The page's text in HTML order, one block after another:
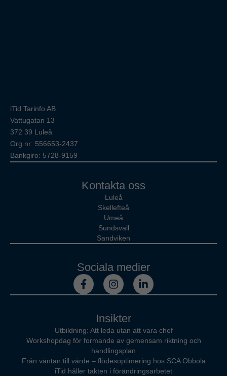
iTid Tarinfo AB
Vattugatan 13
372 39 Luleå
Org.nr: 556653-2437
Bankgiro: 5728-9159
Kontakta oss
Luleå
Skellefteå
Umeå
Sundsvall
Sandviken
Insikter
Utbildning: Att leda utan att vara chef
Workshopdag för formande av gemensam riktning och
handlingsplan
Från väntan till värde – flödesoptimering hos SCA Obbola
iTid håller takten i förändringsarbetet
Sociala medier